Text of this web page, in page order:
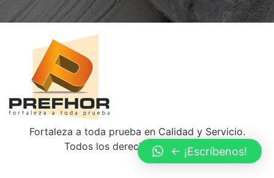
Fortaleza a toda prueba en Calidad y Servicio.
Todos los derechos reservados<- ¡Escríbenos!